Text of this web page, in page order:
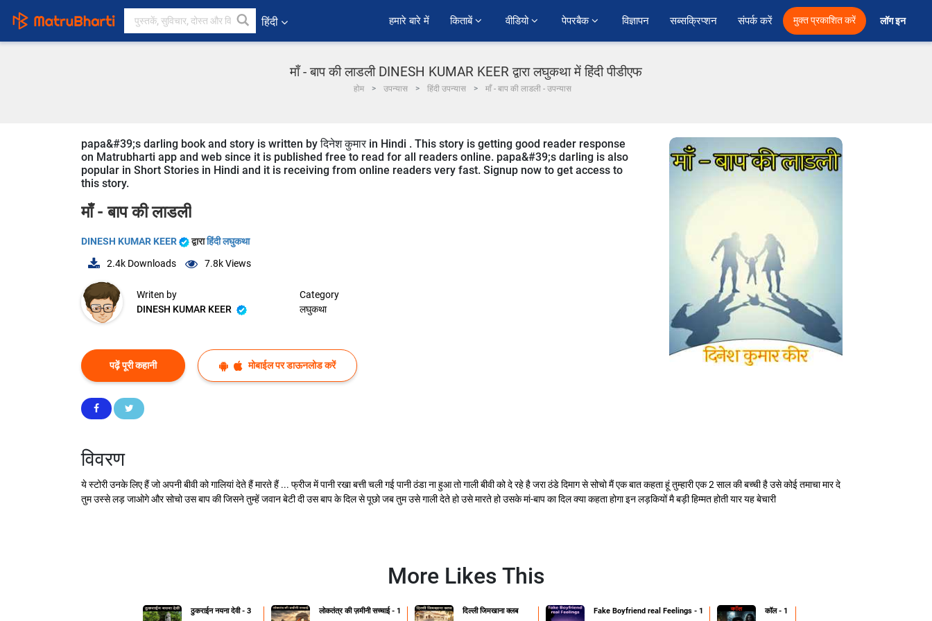
हिंदी हमारे बारे में किताबें वीडियो पेपरबैक विज्ञापन सब्सक्रिप्शन संपर्क करें मुक्त प्रकाशित करें लॉग इन
माँ - बाप की लाडली DINESH KUMAR KEER द्वारा लघुकथा में हिंदी पीडीएफ
होम उपन्यास हिंदी उपन्यास माँ - बाप की लाडली - उपन्यास
papa&#39;s darling book and story is written by दिनेश कुमार in Hindi . This story is getting good reader response
on Matrubharti app and web since it is published free to read for all readers online. papa&#39;s darling is also
popular in Short Stories in Hindi and it is receiving from online readers very fast. Signup now to get access to
this story.
माँ - बाप की लाडली
DINESH KUMAR KEER द्वाराहिंदी लघुकथा
2.4k Downloads 7.8kViews
Writen by
DINESH KUMAR KEER
Category
लघुकथा
पढ़ें पूरी कहानी मोबाईल पर डाऊनलोड करें
विवरण
ये स्टोरी उनके लिए हैं जो अपनी बीवी को गालियां देते हैं मारते हैं ... फ्रीज में पानी रखा बत्ती चली गई पानी ठंडा ना हुआ तो गाली बीवी को दे रहे है जरा ठंडे दिमाग से सोचो मैं एक बात कहता हूं तुम्हारी एक 2 साल की बच्ची है उसे कोई तमाचा मार दे
तुम उस्से लड़ जाओगे और सोचो उस बाप की जिसने तुम्हें जवान बेटी दी उस बाप के दिल से पूछो जब तुम उसे गाली देते हो उसे मारते हो उसके मां-बाप का दिल क्या कहता होगा इन लड़कियों मै बड़ी हिम्मत होती यार यह बेचारी
More Likes This
ठुकराईन नयना देवी - 3 लोकतंत्र की ज़मीनी सच्चाई - 1 दिल्ली जिमखाना क्लब Fake Boyfriend real Feelings - 1 कॉल - 1